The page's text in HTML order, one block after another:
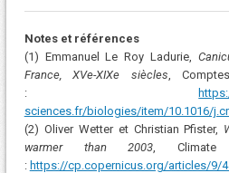
Notes et références
(1) Emmanuel Le Roy Ladurie,
France, XVe-XIXe siècles ,
:
sciences.fr/biologies/item/10.1016/
(2) Oliver Wetter et Christian Pfister,
warmer than 2003 ,
: https://cp.copernicus.org/articles/9/